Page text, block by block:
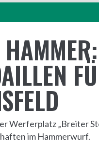
Werferplatz „Breiter
im Hammerwurf.